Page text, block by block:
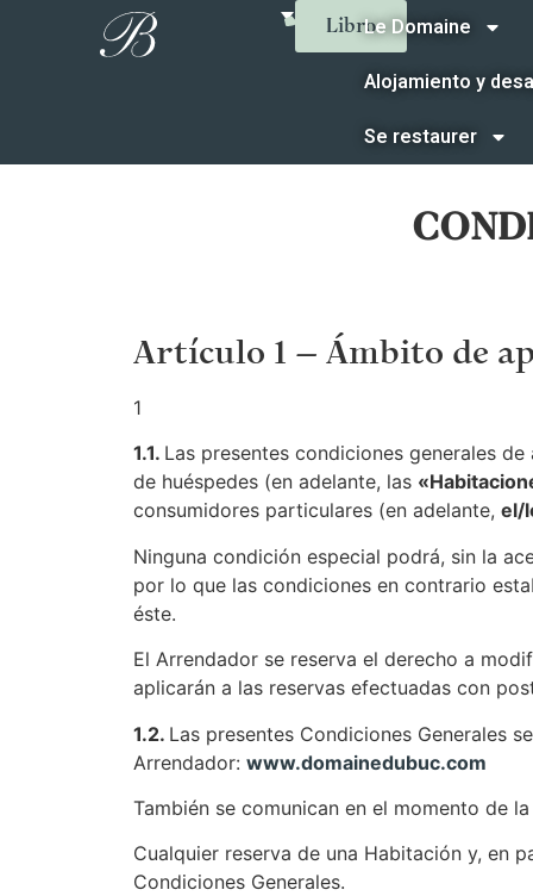
LibroLe Domaine
Alojamiento y
Se restaurer
Artículo 1 – Ámbito de
1
1.1. Las presentes condiciones generales
de huéspedes (en adelante, las
consumidores particulares (en adelante, el/
Ninguna condición especial podrá, sin la
por lo que las condiciones en contrario
éste.
El Arrendador se reserva el derecho a
aplicarán a las reservas efectuadas con
1.2. Las presentes Condiciones Generales
Arrendador: www.domainedubuc.com
También se comunican en el momento de
Cualquier reserva de una Habitación y, en
Condiciones Generales.